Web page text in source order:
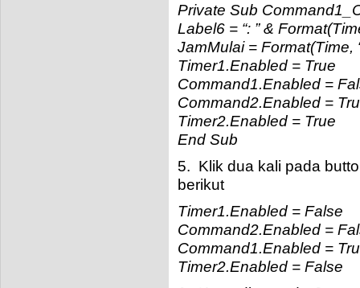
Private Sub
Label6 = “: ” &
JamMulai = Format(Time,
Timer1.Enabled = True
Command1.Enabled =
Command2.Enabled =
Timer2.Enabled = True
End Sub
5. Klik dua kali pada
berikut
Timer1.Enabled = False
Command2.Enabled =
Command1.Enabled =
Timer2.Enabled = False